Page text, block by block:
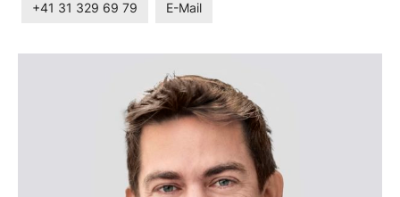
+41 31 329 69 79 E-Mail